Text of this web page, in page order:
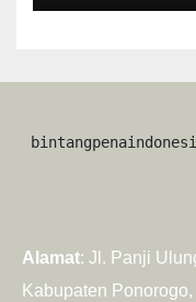
Alamat: Jl. Panji
Kabupaten